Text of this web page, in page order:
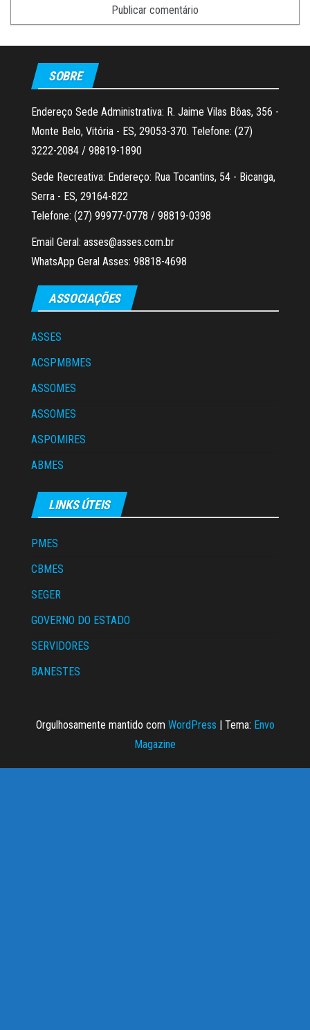
SOBRE
Endereço Sede Administrativa: R. Jaime Vilas Bôas, 356 -
Monte Belo, Vitória - ES, 29053-370. Telefone: (27)
3222-2084 / 98819-1890
Sede Recreativa: Endereço: Rua Tocantins, 54 - Bicanga,
Serra - ES, 29164-822
Telefone: (27) 99977-0778 / 98819-0398
Email Geral: asses@asses.com.br
WhatsApp Geral Asses: 98818-4698
ASSOCIAÇÕES
ASSES
ACSPMBMES
ASSOMES
ASSOMES
ASPOMIRES
ABMES
LINKS ÚTEIS
PMES
CBMES
SEGER
GOVERNO DO ESTADO
SERVIDORES
BANESTES
Orgulhosamente mantido com WordPress | Tema: Envo
Magazine